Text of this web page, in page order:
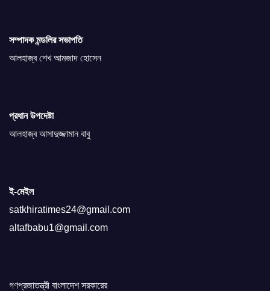
সম্পাদক মন্ডলির সভাপতি
আলহাজ্ব শেখ আমজাদ হোসেন
প্রধান উপদেষ্টা
আলহাজ্ব আসাদুজ্জামান বাবু
ই-মেইল
satkhiratimes24@gmail.com
altafbabu1@gmail.com
গণপ্রজাতন্ত্রী বাংলাদেশ সরকারের